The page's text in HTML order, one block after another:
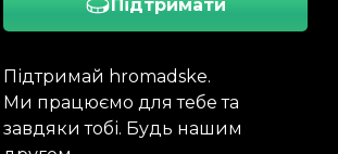
Підтримати
Підтримай hromadske.
Ми працюємо для тебе та
завдяки тобі. Будь нашим